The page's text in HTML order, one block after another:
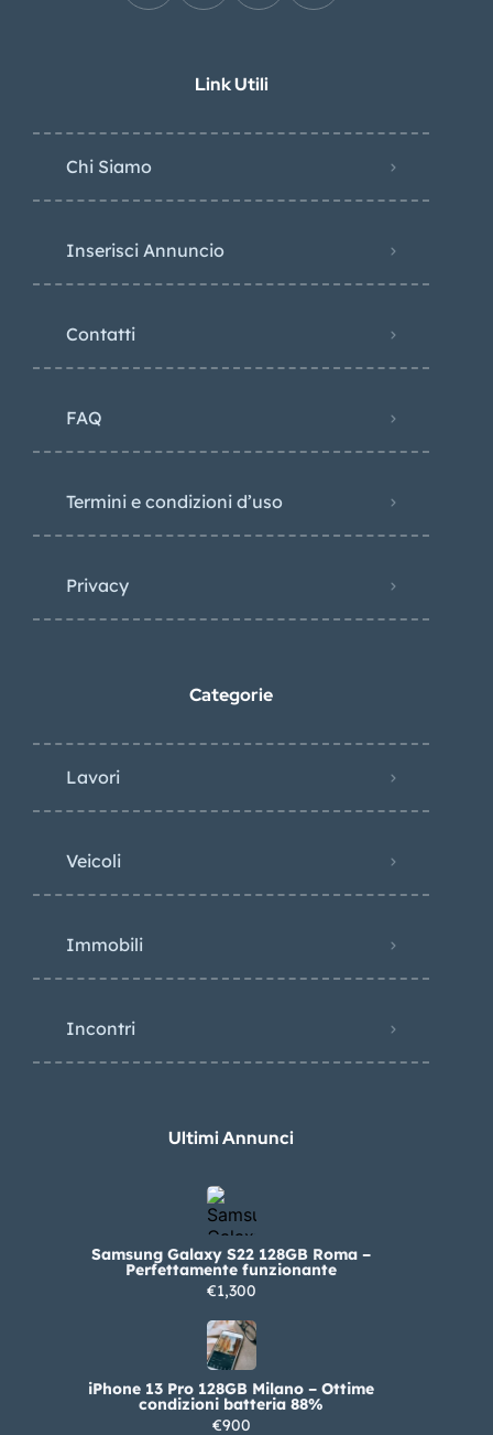
Link Utili
Chi Siamo
Inserisci Annuncio
Contatti
FAQ
Termini e condizioni d’uso
Privacy
Categorie
Lavori
Veicoli
Immobili
Incontri
Ultimi Annunci
Samsung Galaxy S22 128GB Roma –
Perfettamente funzionante
€1,300
iPhone 13 Pro 128GB Milano – Ottime
condizioni batteria 88%
€900